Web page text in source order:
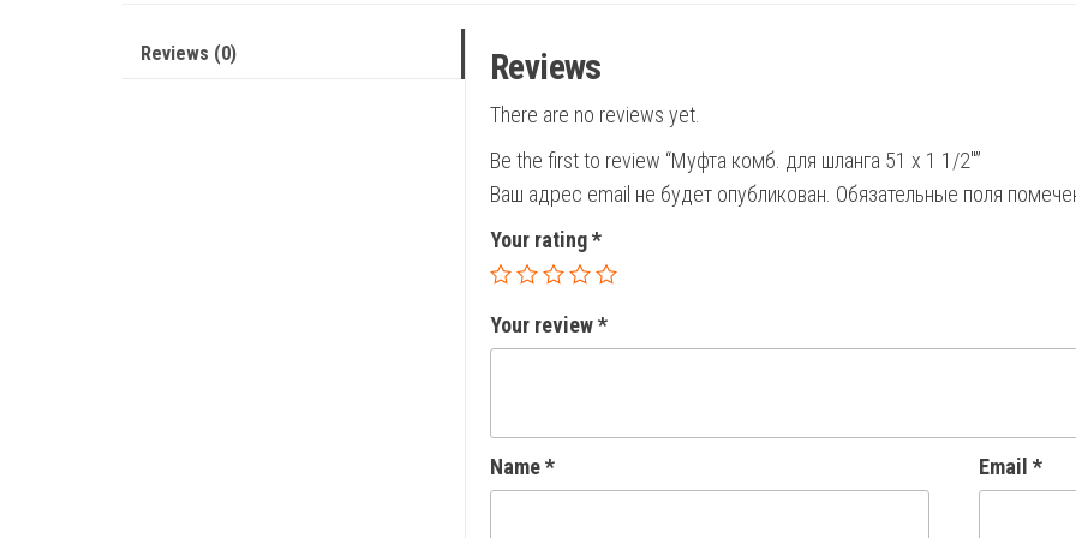
Reviews (0) Reviews
There are no reviews yet.
Be the first to review “Муфта комб. для шланга 51 х 1 1/2″”
Ваш адрес email не будет опубликован. Обязательные поля
Your rating*
Your review*
Name* Email *